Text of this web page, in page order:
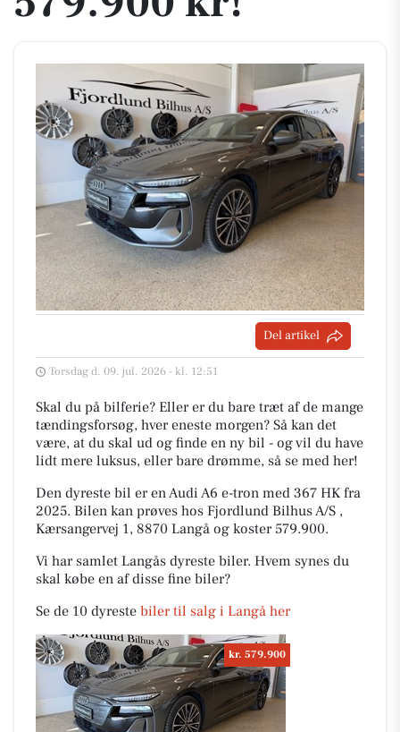
Del artikel
Torsdag d. 09. jul. 2026 - kl. 12:51
Skal du på bilferie? Eller er du bare træt af de mange
tændingsforsøg, hver eneste morgen? Så kan det
være, at du skal ud og finde en ny bil - og vil du have
lidt mere luksus, eller bare drømme, så se med her!
Den dyreste bil er en Audi A6 e-tron med 367 HK fra
2025. Bilen kan prøves hos Fjordlund Bilhus A/S ,
Kærsangervej 1, 8870 Langå og koster 579.900.
Vi har samlet Langås dyreste biler. Hvem synes du
skal købe en af disse fine biler?
Se de 10 dyreste biler til salg i Langå her
kr. 579.900